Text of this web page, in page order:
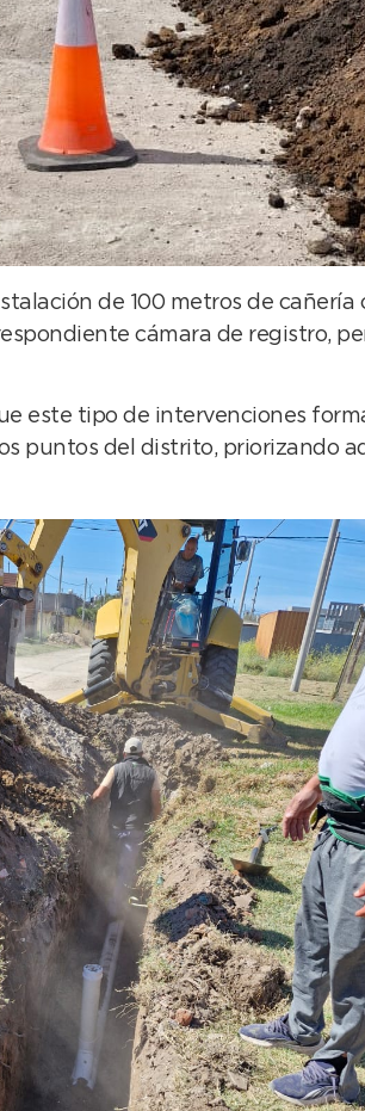
de 100 metros de
cámara de registro,
este tipo de intervenciones
puntos del distrito, priorizando